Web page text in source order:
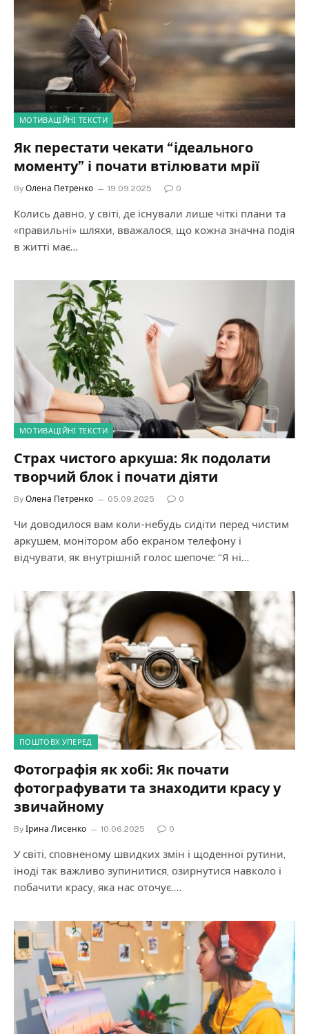
МОТИВАЦІЙНІ ТЕКСТИ
Як перестати чекати “ідеального
моменту” і почати втілювати мрії
By Олена Петренко 19.09.2025 0
Колись давно, у світі, де існували лише чіткі плани та
«правильні» шляхи, вважалося, що кожна значна подія
в житті має…
МОТИВАЦІЙНІ ТЕКСТИ
Страх чистого аркуша: Як подолати
творчий блок і почати діяти
By Олена Петренко 05.09.2025 0
Чи доводилося вам коли-небудь сидіти перед чистим
аркушем, монітором або екраном телефону і
відчувати, як внутрішній голос шепоче: “Я ні…
ПОШТОВХ УПЕРЕД
Фотографія як хобі: Як почати
фотографувати та знаходити красу у
звичайному
By Ірина Лисенко 10.06.2025 0
У світі, сповненому швидких змін і щоденної рутини,
іноді так важливо зупинитися, озирнутися навколо і
побачити красу, яка нас оточує.…